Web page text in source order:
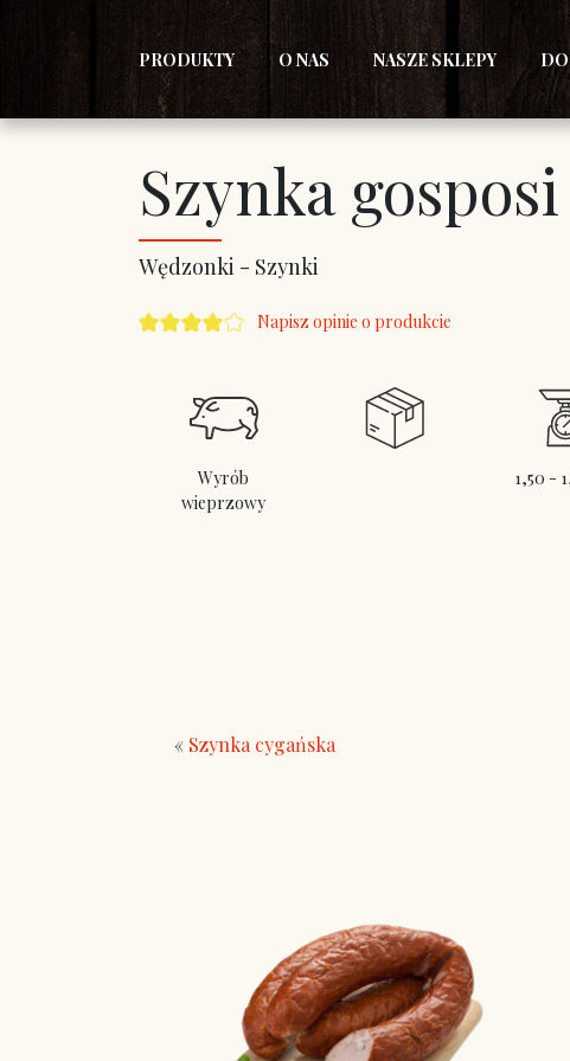
PRODUKTY O NAS NASZE SKLEPY
Szynka gosposi
Wędzonki - Szynki
Napisz opinie o produkcie
Wyrób
wieprzowy
1,50 -
« Szynka cygańska